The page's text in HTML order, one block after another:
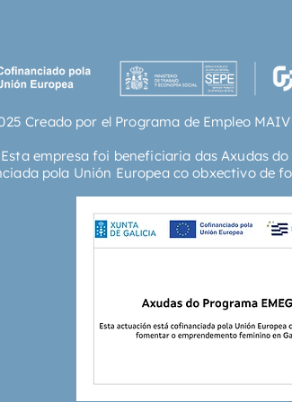
Creado por el Programa de Empleo
Esta empresa foi beneficiaria das Axudas do
pola Unión Europea co obxectivo de